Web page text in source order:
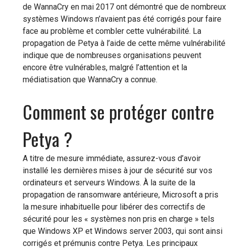
de WannaCry en mai 2017 ont démontré que de nombreux
systèmes Windows n’avaient pas été corrigés pour faire
face au problème et combler cette vulnérabilité. La
propagation de Petya à l’aide de cette même vulnérabilité
indique que de nombreuses organisations peuvent
encore être vulnérables, malgré l’attention et la
médiatisation que WannaCry a connue.
Comment se protéger contre
Petya ?
A titre de mesure immédiate, assurez-vous d’avoir
installé les dernières mises à jour de sécurité sur vos
ordinateurs et serveurs Windows. À la suite de la
propagation de ransomware antérieure, Microsoft a pris
la mesure inhabituelle pour libérer des correctifs de
sécurité pour les « systèmes non pris en charge » tels
que Windows XP et Windows server 2003, qui sont ainsi
corrigés et prémunis contre Petya. Les principaux